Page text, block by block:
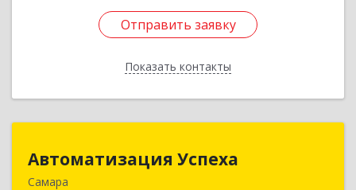
Отправить заявку
Показать контакты
Отправить заявку
Назад
Автоматизация Успеха
Самара